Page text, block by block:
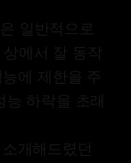
일반적으로
에서 잘 동작
에 제한을 주
하락을 초래
개해드렸던